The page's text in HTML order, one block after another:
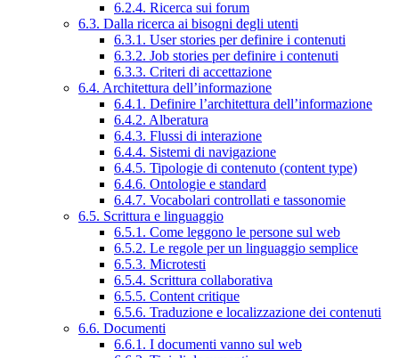
6.2.4. Ricerca sui forum
6.3. Dalla ricerca ai bisogni degli utenti
6.3.1. User stories per definire i contenuti
6.3.2. Job stories per definire i contenuti
6.3.3. Criteri di accettazione
6.4. Architettura dell’informazione
6.4.1. Definire l’architettura dell’informazione
6.4.2. Alberatura
6.4.3. Flussi di interazione
6.4.4. Sistemi di navigazione
6.4.5. Tipologie di contenuto (content type)
6.4.6. Ontologie e standard
6.4.7. Vocabolari controllati e tassonomie
6.5. Scrittura e linguaggio
6.5.1. Come leggono le persone sul web
6.5.2. Le regole per un linguaggio semplice
6.5.3. Microtesti
6.5.4. Scrittura collaborativa
6.5.5. Content critique
6.5.6. Traduzione e localizzazione dei contenuti
6.6. Documenti
6.6.1. I documenti vanno sul web